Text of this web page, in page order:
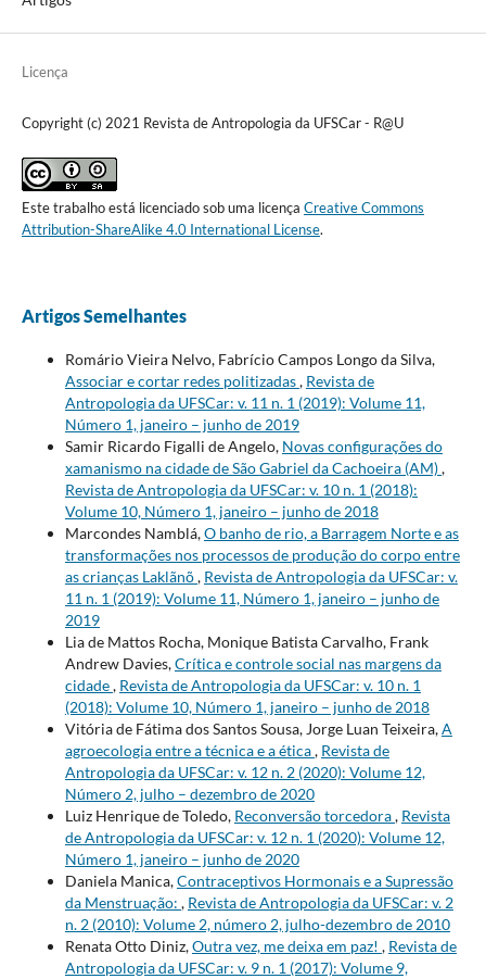
Licença
Copyright (c) 2021 Revista de Antropologia da UFSCar - R@U
Este trabalho está licenciado sob uma licença Creative Commons
Attribution-ShareAlike 4.0 International License.
Artigos Semelhantes
Romário Vieira Nelvo, Fabrício Campos Longo da Silva,
Associar e cortar redes politizadas, Revista de
Antropologia da UFSCar: v. 11 n. 1 (2019): Volume 11,
Número 1, janeiro – junho de 2019
Samir Ricardo Figalli de Angelo, Novas configurações do
xamanismo na cidade de São Gabriel da Cachoeira (AM),
Revista de Antropologia da UFSCar: v. 10 n. 1 (2018):
Volume 10, Número 1, janeiro – junho de 2018
Marcondes Namblá,O banho de rio, a Barragem Norte e as
transformações nos processos de produção do corpo entre
as crianças Laklãnõ, Revista de Antropologia da UFSCar: v.
11 n. 1 (2019): Volume 11, Número 1, janeiro – junho de
2019
Lia de Mattos Rocha, Monique Batista Carvalho, Frank
Andrew Davies,Crítica e controle social nas margens da
cidade, Revista de Antropologia da UFSCar: v. 10 n. 1
(2018): Volume 10, Número 1, janeiro – junho de 2018
Vitória de Fátima dos Santos Sousa, Jorge Luan Teixeira,A
agroecologia entre a técnica e a ética, Revista de
Antropologia da UFSCar: v. 12 n. 2 (2020): Volume 12,
Número 2, julho – dezembro de 2020
Luiz Henrique de Toledo, Reconversão torcedora, Revista
de Antropologia da UFSCar: v. 12 n. 1 (2020): Volume 12,
Número 1, janeiro – junho de 2020
Daniela Manica,Contraceptivos Hormonais e a Supressão
da Menstruação: , Revista de Antropologia da UFSCar: v. 2
n. 2 (2010): Volume 2, número 2, julho-dezembro de 2010
Renata Otto Diniz,Outra vez, me deixa em paz! , Revista de
Antropologia da UFSCar: v. 9 n. 1 (2017): Volume 9,